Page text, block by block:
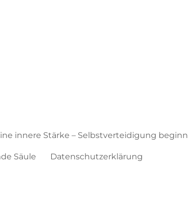
innere Stärke – Selbstverteidigung
Säule Datenschutzerklärung